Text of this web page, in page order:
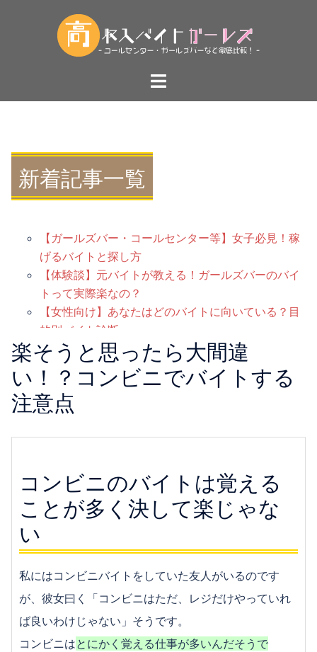
へ
ト
ニ
新着記事一覧
【ガールズバー・コールセンター等】女子必見！稼
げるバイトと探し方
【体験談】元バイトが教える！ガールズバーのバイ
トって実際楽なの？
【女性向け】あなたはどのバイトに向いている？目
的別バイト診断
【番外編】彼氏が欲しい女子必見！バイトで恋人を
作るコツ
【経験談アリ】コールセンターのバイトって大変？
楽？
るメリット
験者が教えます！
ガールズバー・キャバクラの求人はどこで探す？お
店の選び方
事内容とは？
ガールズバーで稼ぐコツ｜さらなる高収入を目指す
かわいい服を着てバイトしたい！メイド喫茶で働く
メリット
キャバクラのバイトってどう？キャバ嬢の仕事内容
楽そうと思ったら大間違
い！？コンビニでバイトする
注意点
コンビニのバイトは覚える
ことが多く決して楽じゃな
い
私にはコンビニバイトをしていた友人がいるのです
が、彼女曰く「コンビニはただ、レジだけやっていれ
ば良いわけじゃない」そうです。
コンビニはとにかく覚える仕事が多いんだそうで